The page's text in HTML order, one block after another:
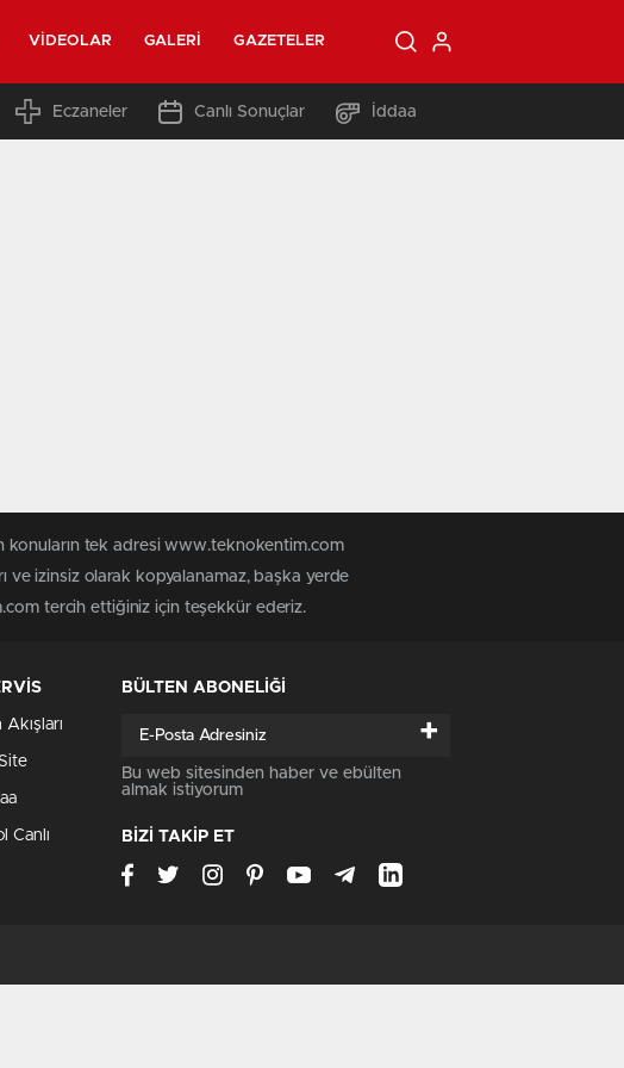
VIDEOLAR GALERI GAZETELER
Eczaneler Canlı Sonuçlar İddaa
konuların tek adresi www.teknokentim.com
ve izinsiz olarak kopyalanamaz, başka yerde
tercih ettiğiniz için teşekkür ederiz.
Akışları
Canlı
BÜLTEN ABONELİĞİ
+
Bu web sitesinden haber ve ebülten
almak istiyorum
BİZİ TAKİP ET